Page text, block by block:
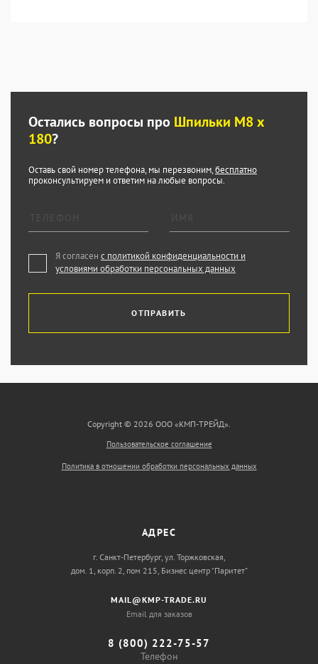
Остались вопросы про Шпильки М8 х
180?
Оставь свой номер телефона, мы перезвоним,бесплатно
проконсультируем и ответим на любые вопросы.
Я согласен с политикой конфиденциальности и
условиями обработки персональных данных
ОТПРАВИТЬ
Copyright © 2026 ООО «КМП-ТРЕЙД».
Пользовательское соглашение
Политика в отношении обработки персональных данных
АДРЕС
г. Санкт-Петербург, ул. Торжковская,
дом. 1, корп. 2, пом 215, Бизнес центр “Паритет”
MAIL@KMP-TRADE.RU
Email для заказов
8 (800) 222-75-57
Телефон